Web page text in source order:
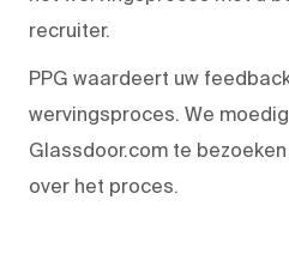
recruiter.
PPG waardeert uw
wervingsproces. We
Glassdoor.com te
over het proces.